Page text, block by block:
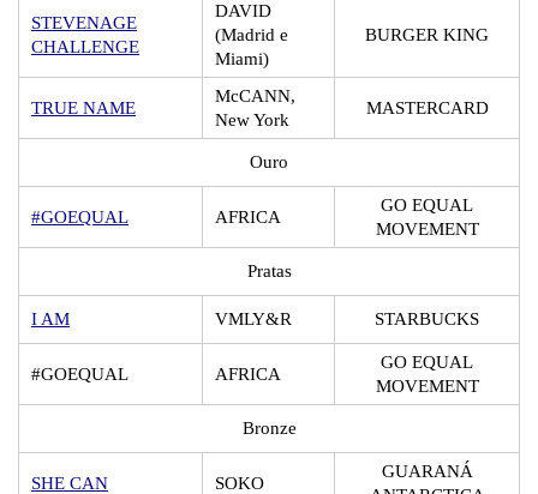
STEVENAGE
CHALLENGE
DAVID
(Madrid e
Miami)
BURGER KING
TRUE NAME
McCANN,
New York
MASTERCARD
Ouro
#GOEQUAL AFRICA
GO EQUAL
MOVEMENT
Pratas
I AM VMLY&R STARBUCKS
#GOEQUAL AFRICA
GO EQUAL
MOVEMENT
Bronze
SHE CAN SOKO
GUARANÁ